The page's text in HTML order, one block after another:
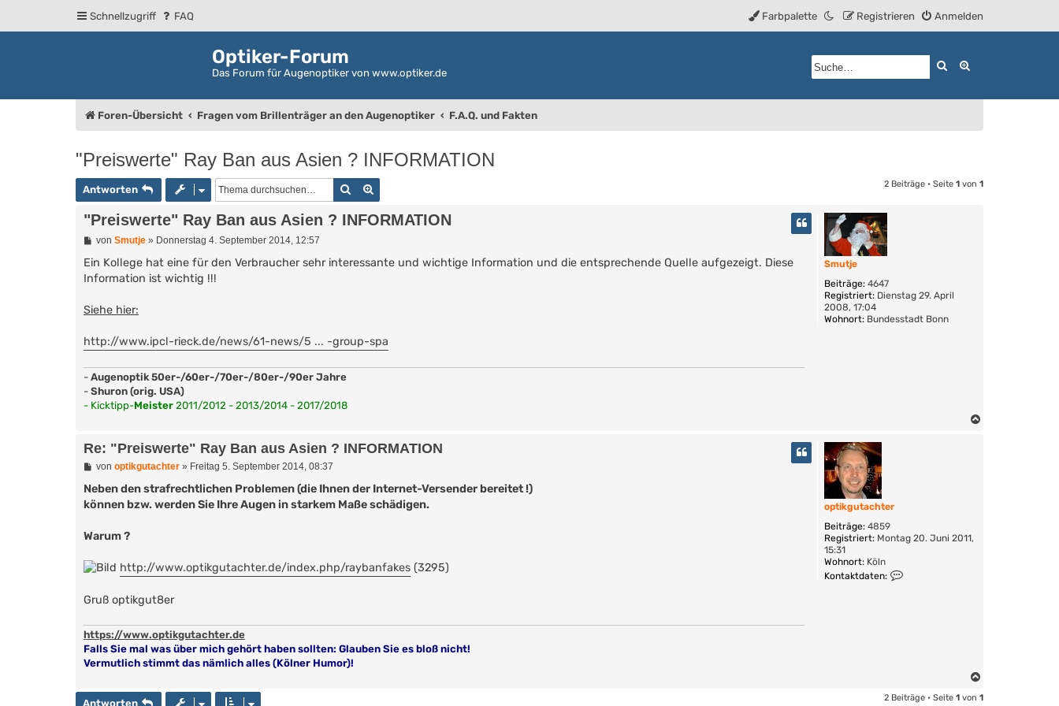
Schnellzugriff FAQ Anmelden
Registrieren
Farbpalette
Optiker-Forum
Das Forum für Augenoptiker von www.optiker.de
Suche
Foren-Übersicht Fragen vom Brillenträger an den Augenoptiker F.A.Q. und Fakten
"Preiswerte" Ray Ban aus Asien ? INFORMATION
Antworten Suche 2 Beiträge • Seite 1 von 1
Smutje
Beiträge: 4647
Registriert: Dienstag 29. April
2008, 17:04
Wohnort: Bundesstadt Bonn
"Preiswerte" Ray Ban aus Asien ? INFORMATION
B
i
t
r
g
von Smutje» Donnerstag 4. September 2014, 12:57
Ein Kollege hat eine für den Verbraucher sehr interessante und wichtige Information und die entsprechende Quelle aufgezeigt. Diese
Information ist wichtig !!!
Siehe hier:
http://www.ipcl-rieck.de/news/61-news/5 ... -group-spa
- Augenoptik 50er-/60er-/70er-/80er-/90er Jahre
- Shuron (orig. USA)
- Kicktipp-Meister 2011/2012 - 2013/2014 - 2017/2018
optikgutachter
Beiträge: 4859
Registriert: Montag 20. Juni 2011,
15:31
Wohnort: Köln
Kontaktdaten:
n
Re: "Preiswerte" Ray Ban aus Asien ? INFORMATION
B
i
t
r
g
von optikgutachter» Freitag 5. September 2014, 08:37
Neben den strafrechtlichen Problemen (die Ihnen der Internet-Versender bereitet !)
können bzw. werden Sie Ihre Augen in starkem Maße schädigen.
Warum ?
http://www.optikgutachter.de/index.php/raybanfakes (3295)
Gruß optikgut8er
https://www.optikgutachter.de
Falls Sie mal was über mich gehört haben sollten: Glauben Sie es bloß nicht!
Vermutlich stimmt das nämlich alles (Kölner Humor)!
Antworten 2 Beiträge • Seite 1 von 1